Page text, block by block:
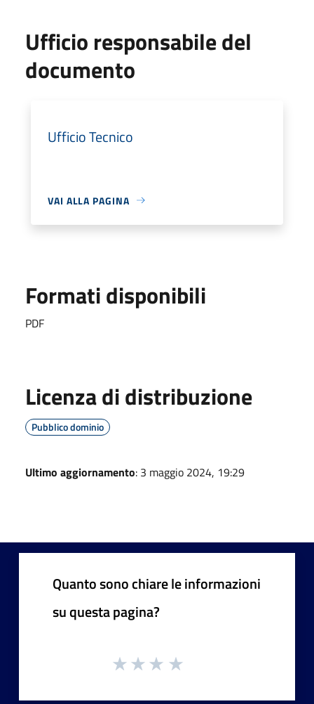
Ufficio responsabile del
documento
Ufficio Tecnico
VAI ALLA PAGINA
Formati disponibili
PDF
Licenza di distribuzione
Pubblico dominio
Ultimo aggiornamento: 3 maggio 2024, 19:29
Quanto sono chiare le informazioni
su questa pagina?